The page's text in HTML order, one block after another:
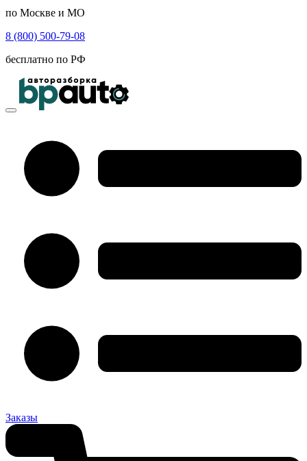
по Москве и МО
8 (800) 500-79-08
бесплатно по РФ
Заказы